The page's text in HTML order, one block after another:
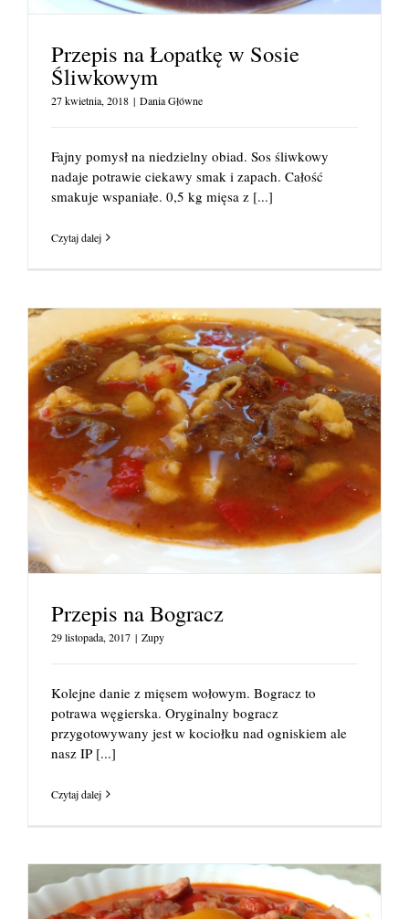
Przepis na Łopatkę w Sosie
Śliwkowym
27 kwietnia, 2018 | Dania Główne
Fajny pomysł na niedzielny obiad. Sos śliwkowy
nadaje potrawie ciekawy smak i zapach. Całość
smakuje wspaniałe. 0,5 kg mięsa z [...]
Czytaj dalej
Przepis na Bogracz
29 listopada, 2017 | Zupy
Kolejne danie z mięsem wołowym. Bogracz to
potrawa węgierska. Oryginalny bogracz
przygotowywany jest w kociołku nad ogniskiem ale
nasz IP [...]
Czytaj dalej